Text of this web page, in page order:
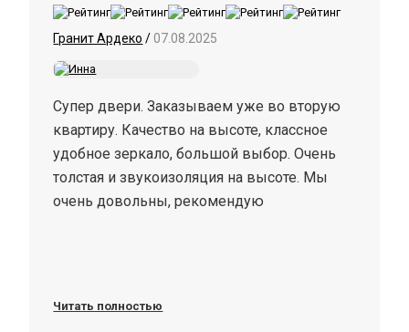
Гранит Ардеко /07.08.2025
Супер двери. Заказываем уже во вторую
квартиру. Качество на высоте, классное
удобное зеркало, большой выбор. Очень
толстая и звукоизоляция на высоте. Мы
очень довольны, рекомендую
Читать полностью